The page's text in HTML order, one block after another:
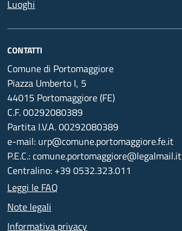
Luoghi
CONTATTI
Comune di Portomaggiore
Piazza Umberto I, 5
44015 Portomaggiore (FE)
C.F. 00292080389
Partita I.V.A. 00292080389
e-mail: urp@comune.portomaggiore.fe.it
P.E.C.: comune.portomaggiore@legalmail.it
Centralino: +39 0532.323.011
Leggi le FAQ
Note legali
Informativa privacy